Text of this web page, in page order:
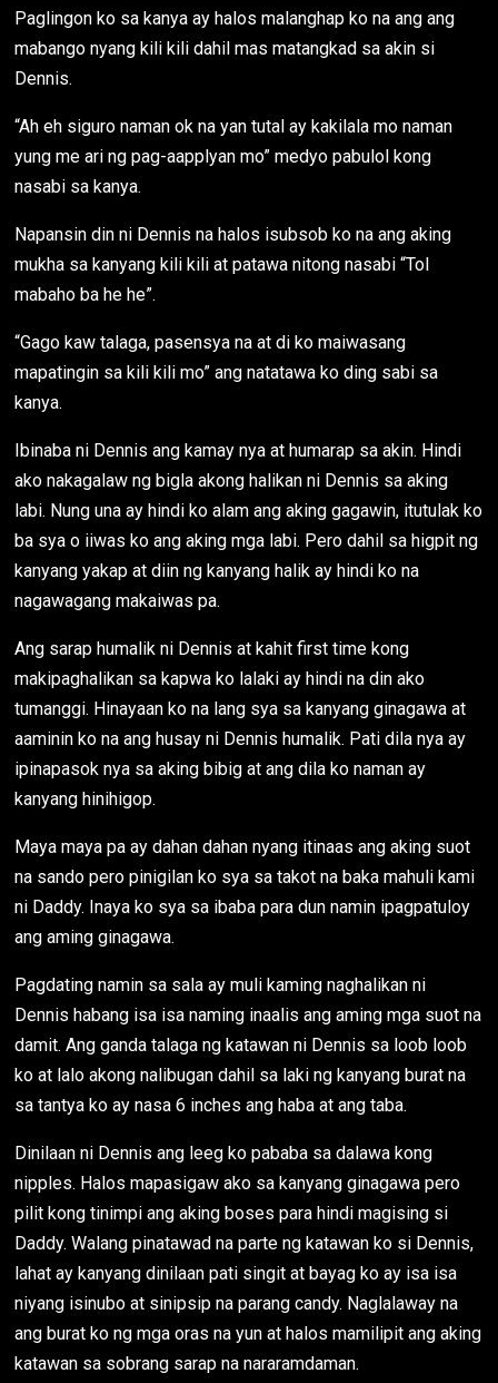
Paglingon ko sa kanya ay halos malanghap ko na ang ang
mabango nyang kili kili dahil mas matangkad sa akin si
Dennis.
“Ah eh siguro naman ok na yan tutal ay kakilala mo naman
yung me ari ng pag-aapplyan mo” medyo pabulol kong
nasabi sa kanya.
Napansin din ni Dennis na halos isubsob ko na ang aking
mukha sa kanyang kili kili at patawa nitong nasabi “Tol
mabaho ba he he”.
“Gago kaw talaga, pasensya na at di ko maiwasang
mapatingin sa kili kili mo” ang natatawa ko ding sabi sa
kanya.
Ibinaba ni Dennis ang kamay nya at humarap sa akin. Hindi
ako nakagalaw ng bigla akong halikan ni Dennis sa aking
labi. Nung una ay hindi ko alam ang aking gagawin, itutulak ko
ba sya o iiwas ko ang aking mga labi. Pero dahil sa higpit ng
kanyang yakap at diin ng kanyang halik ay hindi ko na
nagawagang makaiwas pa.
Ang sarap humalik ni Dennis at kahit first time kong
makipaghalikan sa kapwa ko lalaki ay hindi na din ako
tumanggi. Hinayaan ko na lang sya sa kanyang ginagawa at
aaminin ko na ang husay ni Dennis humalik. Pati dila nya ay
ipinapasok nya sa aking bibig at ang dila ko naman ay
kanyang hinihigop.
Maya maya pa ay dahan dahan nyang itinaas ang aking suot
na sando pero pinigilan ko sya sa takot na baka mahuli kami
ni Daddy. Inaya ko sya sa ibaba para dun namin ipagpatuloy
ang aming ginagawa.
Pagdating namin sa sala ay muli kaming naghalikan ni
Dennis habang isa isa naming inaalis ang aming mga suot na
damit. Ang ganda talaga ng katawan ni Dennis sa loob loob
ko at lalo akong nalibugan dahil sa laki ng kanyang burat na
sa tantya ko ay nasa 6 inches ang haba at ang taba.
Dinilaan ni Dennis ang leeg ko pababa sa dalawa kong
nipples. Halos mapasigaw ako sa kanyang ginagawa pero
pilit kong tinimpi ang aking boses para hindi magising si
Daddy. Walang pinatawad na parte ng katawan ko si Dennis,
lahat ay kanyang dinilaan pati singit at bayag ko ay isa isa
niyang isinubo at sinipsip na parang candy. Naglalaway na
ang burat ko ng mga oras na yun at halos mamilipit ang aking
katawan sa sobrang sarap na nararamdaman.